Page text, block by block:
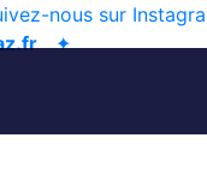
nous sur
✦